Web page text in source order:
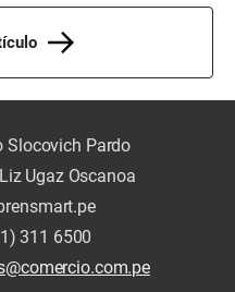
Slocovich Pardo
Ugaz Oscanoa
311 6500